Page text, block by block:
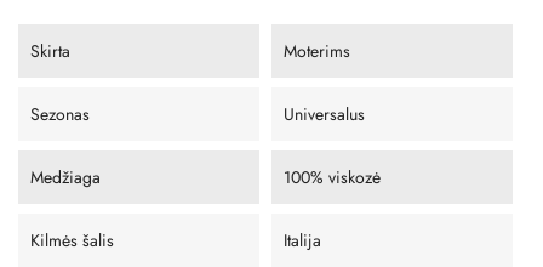
Skirta Moterims
Sezonas Universalus
Medžiaga 100% viskozė
Kilmės šalis Italija